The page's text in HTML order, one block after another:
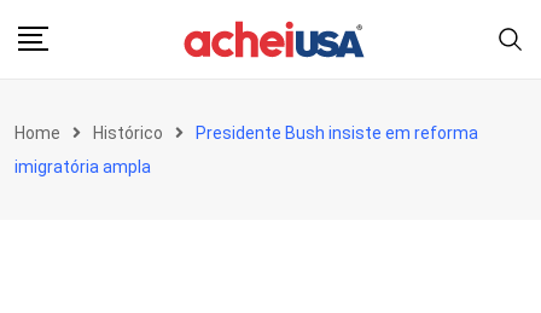
Home Histórico
Presidente Bush insiste em reforma
imigratória ampla